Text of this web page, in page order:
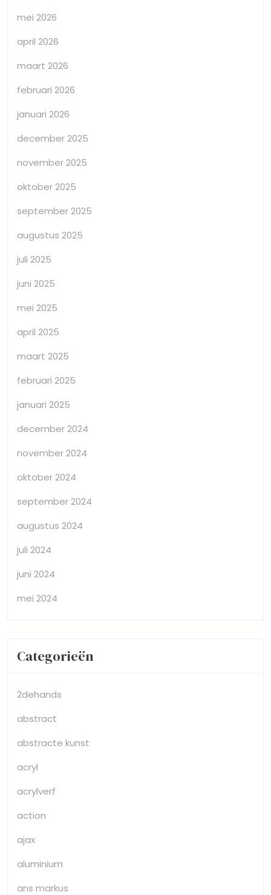
mei 2026
april 2026
maart 2026
februari 2026
januari 2026
december 2025
november 2025
oktober 2025
september 2025
augustus 2025
juli 2025
juni 2025
mei 2025
april 2025
maart 2025
februari 2025
januari 2025
december 2024
november 2024
oktober 2024
september 2024
augustus 2024
juli 2024
juni 2024
mei 2024
Categorieën
2dehands
abstract
abstracte kunst
acryl
acrylverf
action
ajax
aluminium
ans markus